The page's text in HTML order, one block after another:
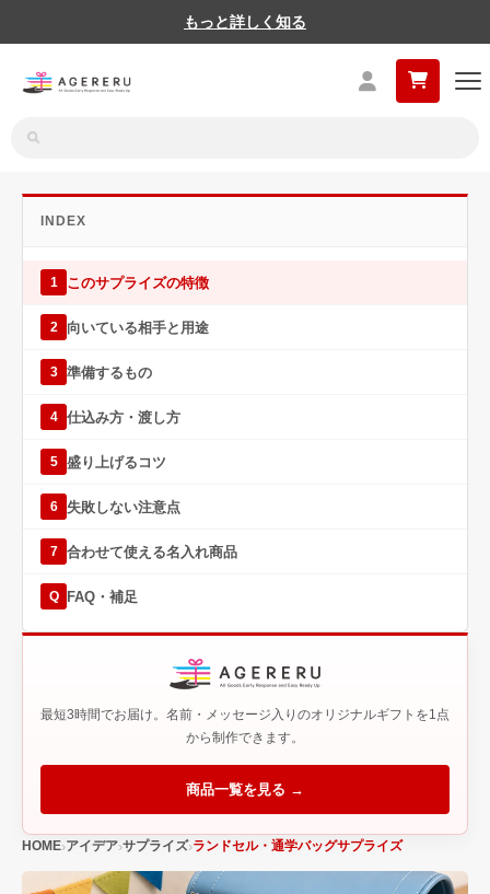
もっと詳しく知る
HOME アイデア サプライズ ランドセル・通学バッグサプライズ
INDEX
1 このサプライズの特徴
2 向いている相手と用途
3 準備するもの
4 仕込み方・渡し方
5 盛り上げるコツ
6 失敗しない注意点
7 合わせて使える名入れ商品
Q FAQ・補足
最短3時間でお届け。名前・メッセージ入りのオリジナルギフトを1点
から制作できます。
商品一覧を見る →